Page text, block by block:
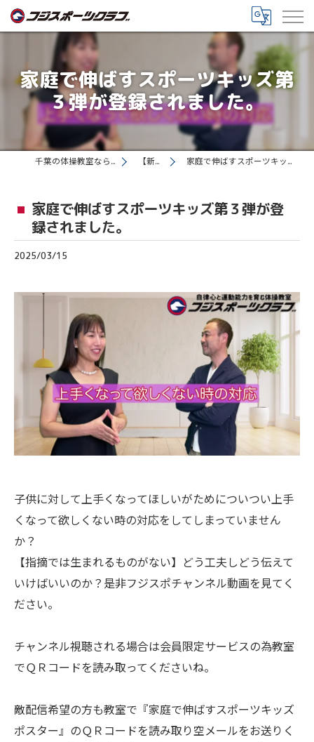
家庭で伸ばすスポーツキッズ第
３弾が登録されました。
千葉の体操教室ならフジスポーツクラブ 【新着情報】 家庭で伸ばすスポーツキッズ第３弾が登録されました。
家庭で伸ばすスポーツキッズ第３弾が登
録されました。
2025/03/15
子供に対して上手くなってほしいがためについつい上手
くなって欲しくない時の対応をしてしまっていません
か？
【指摘では生まれるものがない】どう工夫しどう伝えて
いけばいいのか？是非フジスポチャンネル動画を見てく
ださい。
チャンネル視聴される場合は会員限定サービスの為教室
でＱＲコードを読み取ってくださいね。
敵配信希望の方も教室で『家庭で伸ばすスポーツキッズ
ポスター』のＱＲコードを読み取り空メールをお送りく